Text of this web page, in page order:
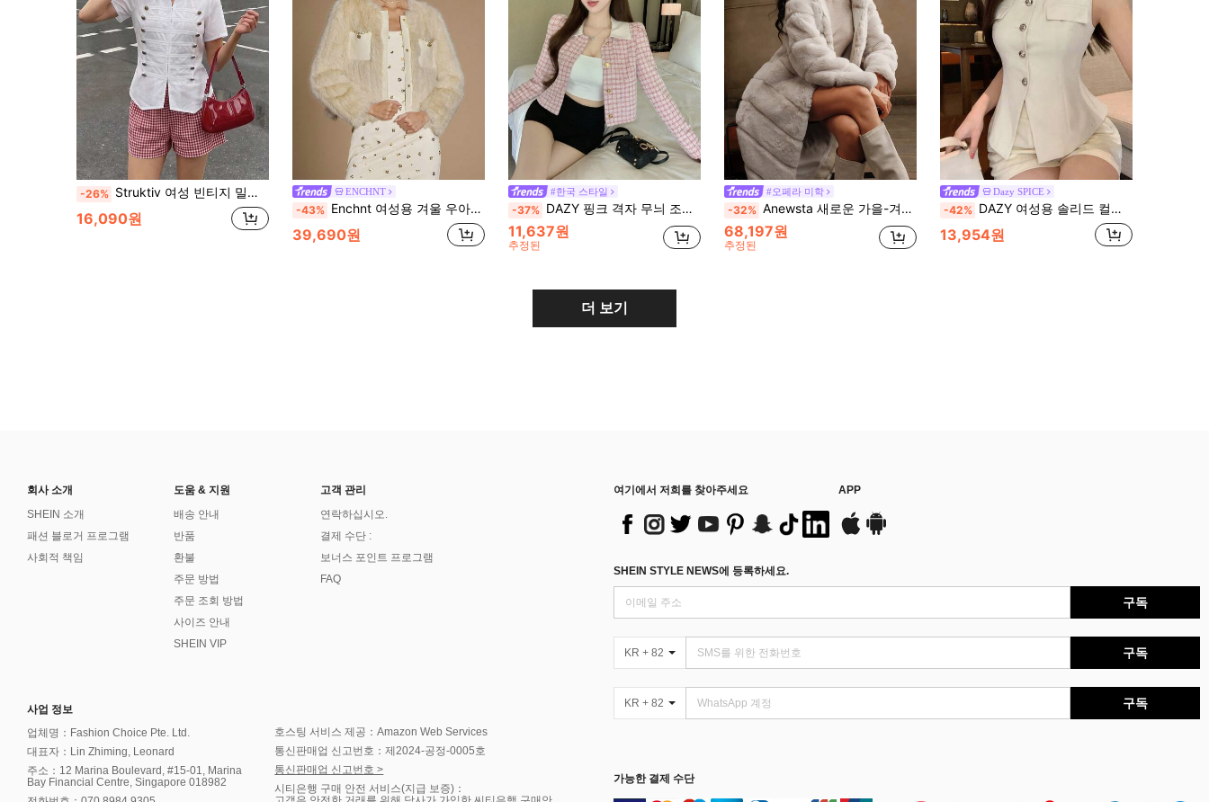
-26% Struktiv 여성 빈티지 밀리터리 스타일 더블 로우 메탈 버튼 셔츠 라펠 반팔 슬림핏 언밸런스
16,090원
ENCHNT
-43% Enchnt 여성용 겨울 우아한 베이지 인조 모피 재킷, 새로운 화이트 골드 앞 단추 긴팔 코트, 저녁 데이트, 결혼식 하객 & 사무실 외출복
39,690원
#한국 스타일
-37% DAZY 핑크 격자 무늬 조각이 있는 여성용 우아한 얇은 재킷, 발렌타인 데이 가을/겨울에 적합
11,637원
추정된
#오페라 미학
-32% Anewsta 새로운 가을-겨울 플러피 코트, 긴 스타일의 여성용 패션 인조 토끼털 자켓
68,197원
추정된
Dazy SPICE
-42% DAZY 여성용 솔리드 컬러 핏 칼라 민소매 우아한 여름 얇은 베스트 재킷 휴가 학교
13,954원
더 보기
회사 소개
SHEIN 소개
패션 블로거 프로그램
사회적 책임
도움 & 지원
배송 안내
반품
환불
주문 방법
주문 조회 방법
사이즈 안내
SHEIN VIP
고객 관리
연락하십시오.
결제 수단 :
보너스 포인트 프로그램
FAQ
사업 정보
업체명：Fashion Choice Pte. Ltd.
대표자：Lin Zhiming, Leonard
주소：12 Marina Boulevard, #15-01, Marina
Bay Financial Centre, Singapore 018982
호스팅 서비스 제공：Amazon Web Services
통신판매업 신고번호：제2024-공정-0005호
통신판매업 신고번호 >
시티은행 구매 안전 서비스(지급 보증)：
여기에서 저희를 찾아주세요 APP
SHEIN STYLE NEWS에 등록하세요.
구독
KR + 82 구독
KR + 82 구독
가능한 결제 수단